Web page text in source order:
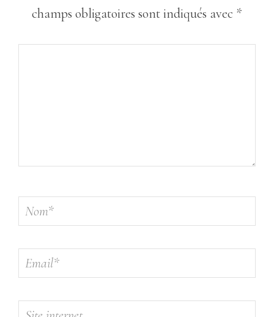
champs obligatoires sont indiqués avec *